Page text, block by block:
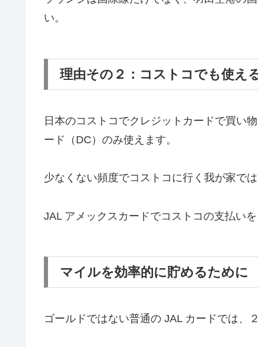
い。
理由その２：コストコでも使え
日本のコストコでクレジットカードで買い
ード（DC）のみ使えます。
少なくない頻度でコストコに行く我が家で
JAL アメックスカードでコストコの支払い
マイルを効率的に貯めるために
ゴールドではない普通の JAL カードでは、